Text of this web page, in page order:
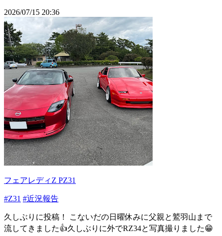
2026/07/15 20:36
フェアレディZ PZ31
#Z31 #近況報告
久しぶりに投稿！ こないだの日曜休みに父親と鷲羽山まで
流してきました👍久しぶりに外でRZ34と写真撮りました😁